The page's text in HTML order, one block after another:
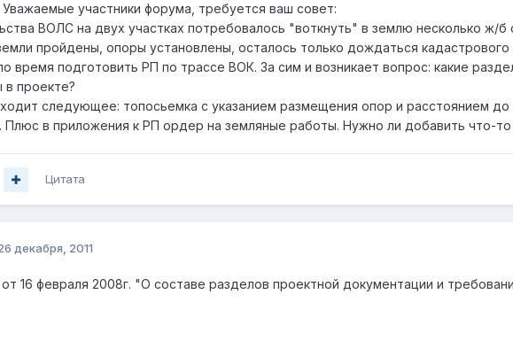
участники форума, требуется ваш совет:
ВОЛС на двух участках потребовалось "воткнуть" в землю несколько ж/
пройдены, опоры установлены, осталось только дождаться кадастрового
время подготовить РП по трассе ВОК. За сим и возникает вопрос: какие
в проекте?
следующее: топосьемка с указанием размещения опор и расстоянием до
Плюс в приложения к РП ордер на земляные работы. Нужно ли добавить что-
Цитата
декабря, 2011
16 февраля 2008г. "О составе разделов проектной документации и